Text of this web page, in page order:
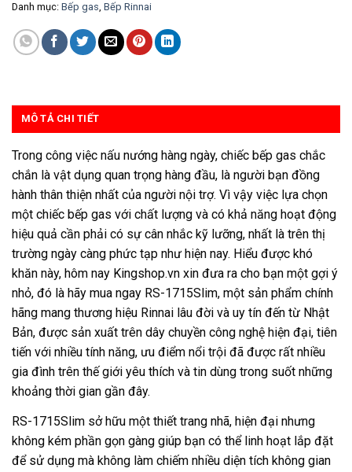
Danh mục: Bếp gas, Bếp Rinnai
MÔ TẢ CHI TIẾT
Trong công việc nấu nướng hàng ngày, chiếc bếp gas chắc
chắn là vật dụng quan trọng hàng đầu, là người bạn đồng
hành thân thiện nhất của người nội trợ. Vì vậy việc lựa chọn
một chiếc bếp gas với chất lượng và có khả năng hoạt động
hiệu quả cần phải có sự cân nhắc kỹ lưỡng, nhất là trên thị
trường ngày càng phức tạp như hiện nay. Hiểu được khó
khăn này, hôm nay Kingshop.vn xin đưa ra cho bạn một gợi ý
nhỏ, đó là hãy mua ngay RS-1715Slim, một sản phẩm chính
hãng mang thương hiệu Rinnai lâu đời và uy tín đến từ Nhật
Bản, được sản xuất trên dây chuyền công nghệ hiện đại, tiên
tiến với nhiều tính năng, ưu điểm nổi trội đã được rất nhiều
gia đình trên thế giới yêu thích và tin dùng trong suốt những
khoảng thời gian gần đây.
RS-1715Slim sở hữu một thiết trang nhã, hiện đại nhưng
không kém phần gọn gàng giúp bạn có thể linh hoạt lắp đặt
để sử dụng mà không làm chiếm nhiều diện tích không gian